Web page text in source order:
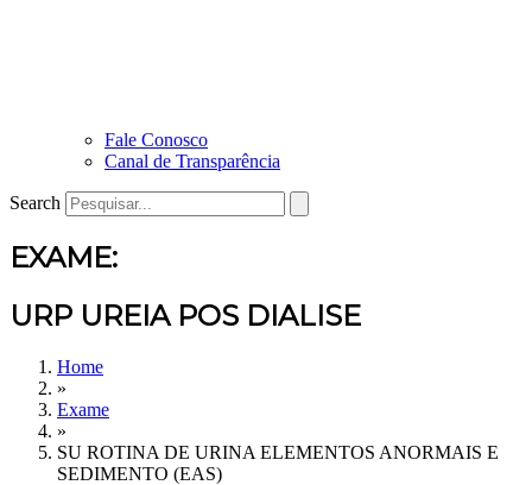
Fale Conosco
Canal de Transparência
Search
EXAME:
URP UREIA POS DIALISE
Home
»
Exame
»
SU ROTINA DE URINA ELEMENTOS ANORMAIS E
SEDIMENTO (EAS)